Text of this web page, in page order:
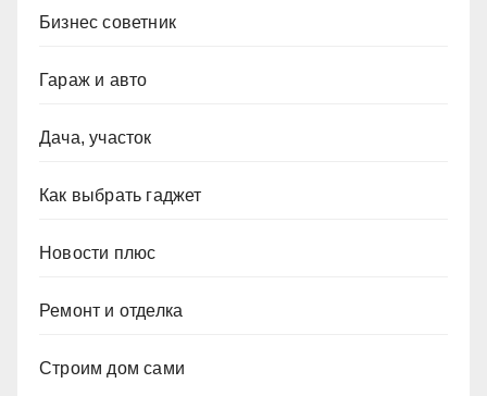
Бизнес советник
Гараж и авто
Дача, участок
Как выбрать гаджет
Новости плюс
Ремонт и отделка
Строим дом сами